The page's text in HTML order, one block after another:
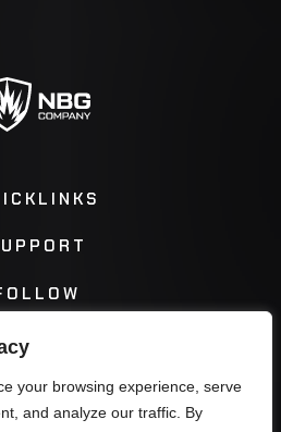
your browsing experience, serve
and analyze our traffic. By